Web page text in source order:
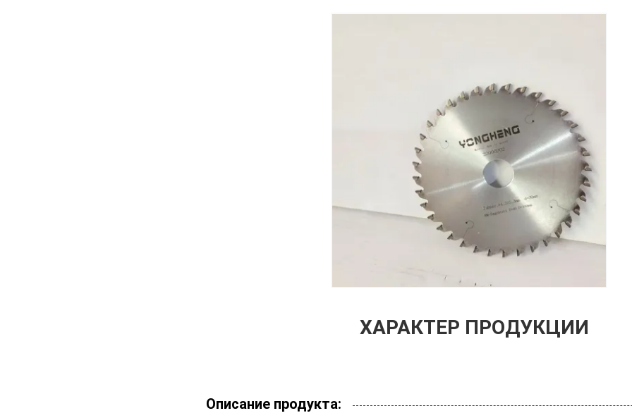
ХАРАКТЕР ПРОДУКЦИИ
Описание продукта: